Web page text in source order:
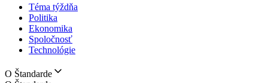
Téma týždňa
Politika
Ekonomika
Spoločnosť
Technológie
O Štandarde